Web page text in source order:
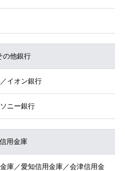
の他銀行
イオン銀行
ニー銀行
信用金庫
庫／愛知信用金庫／会津信用金